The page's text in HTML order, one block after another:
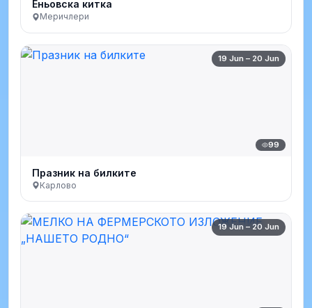
Еньовска китка
Меричлери
19 Jun – 20 Jun
99
Празник на билките
Карлово
19 Jun – 20 Jun